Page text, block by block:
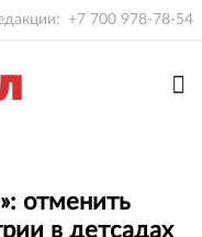
+7 700 978-78-54
отменить
в детсадах